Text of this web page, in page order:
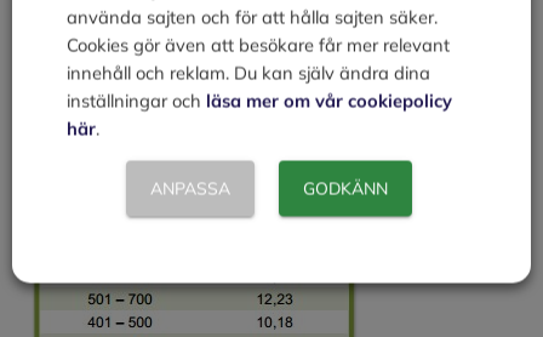
använda sajten och för att hålla sajten säker.
Cookies gör även att besökare får mer relevant
innehåll och reklam. Du kan själv ändra dina
inställningar och läsa mer om vår cookiepolicy
här.
ANPASSA GODKÄNN